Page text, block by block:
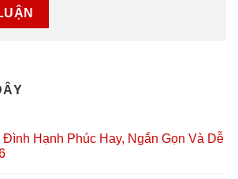
Đình Hạnh Phúc Hay, Ngắn Gọn Và Dễ